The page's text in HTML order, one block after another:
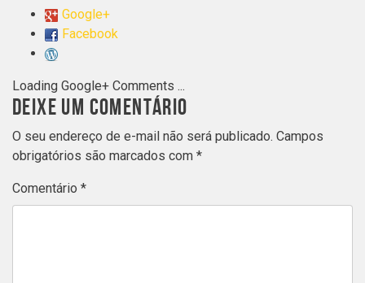
Google+
Facebook
Loading Google+ Comments ...
DEIXE UM COMENTÁRIO
O seu endereço de e-mail não será publicado. Campos
obrigatórios são marcados com *
Comentário *